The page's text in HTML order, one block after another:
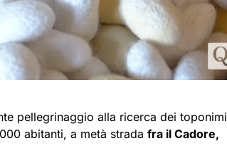
pellegrinaggio alla ricerca dei toponimi
abitanti, a metà strada fra il Cadore,